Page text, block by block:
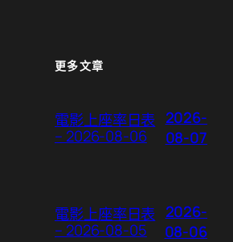
更多文章
電影上座率日表
– 2026-08-06
2026-
08-07
電影上座率日表
– 2026-08-05
2026-
08-06